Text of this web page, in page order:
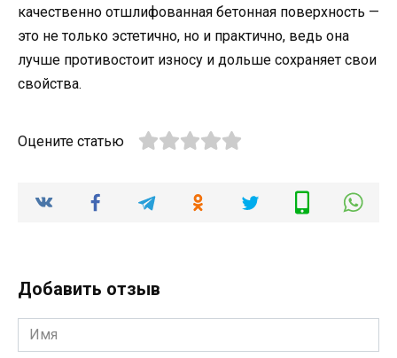
качественно отшлифованная бетонная поверхность —
это не только эстетично, но и практично, ведь она
лучше противостоит износу и дольше сохраняет свои
свойства.
Оцените статью
Добавить отзыв
Имя
*